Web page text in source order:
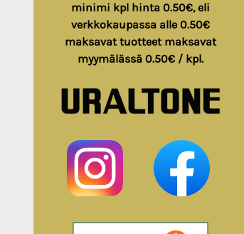
minimi kpl hinta 0.50€, eli
verkkokaupassa alle 0.50€
maksavat tuotteet maksavat
myymälässä 0.50€ / kpl.